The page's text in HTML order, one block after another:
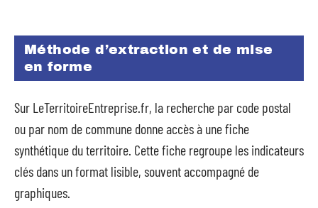
Méthode d’extraction et de mise
en forme
Sur LeTerritoireEntreprise.fr, la recherche par code postal
ou par nom de commune donne accès à une fiche
synthétique du territoire. Cette fiche regroupe les indicateurs
clés dans un format lisible, souvent accompagné de
graphiques.